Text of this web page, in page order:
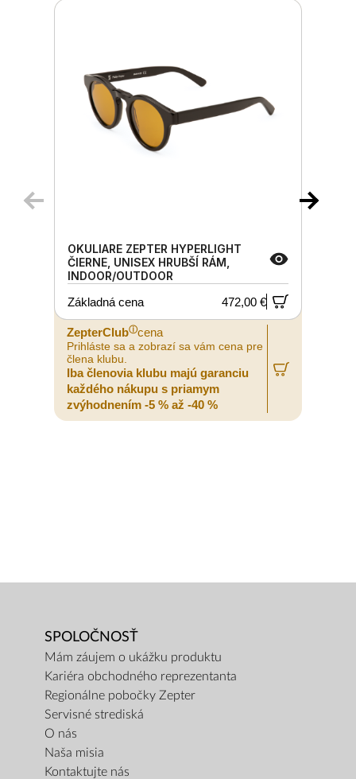
OKULIARE ZEPTER HYPERLIGHT
ČIERNE, UNISEX HRUBŠÍ RÁM,
INDOOR/OUTDOOR
Základná cena
472,00 €
ZepterClubⓘcena
Prihláste sa a zobrazí sa vám cena pre
člena klubu.
Iba členovia klubu majú garanciu
každého nákupu s priamym
zvýhodnením -5 % až -40 %
SPOLOČNOSŤ
Mám záujem o ukážku produktu
Kariéra obchodného reprezentanta
Regionálne pobočky Zepter
Servisné strediská
O nás
Naša misia
Kontaktujte nás